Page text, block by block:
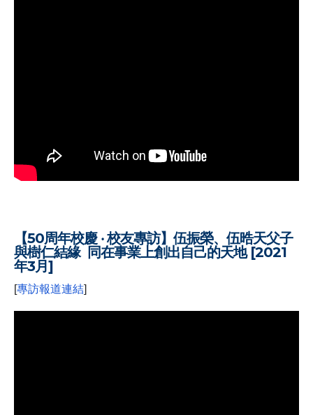
【50周年校慶 ‧ 校友專訪】伍振榮、伍晧天父子
與樹仁結緣 同在事業上創出自己的天地 [2021
年3月]
[專訪報道連結]